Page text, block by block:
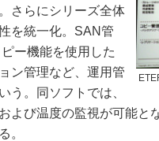
さらにシリーズ全体
を統一化。SAN管
ー機能を使用した
ン管理など、運用管
う。同ソフトでは、
よび温度の監視が可能と
。